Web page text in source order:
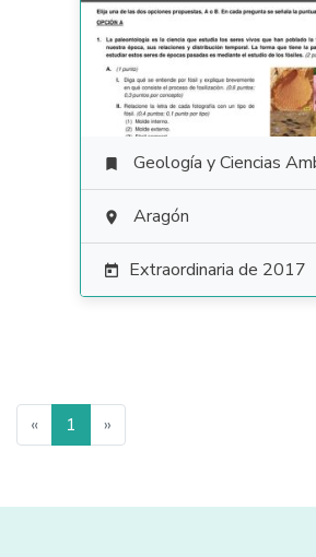
 Geología y Ciencias
 Aragón
 Extraordinaria de 2017
« 1 »